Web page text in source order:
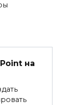
на